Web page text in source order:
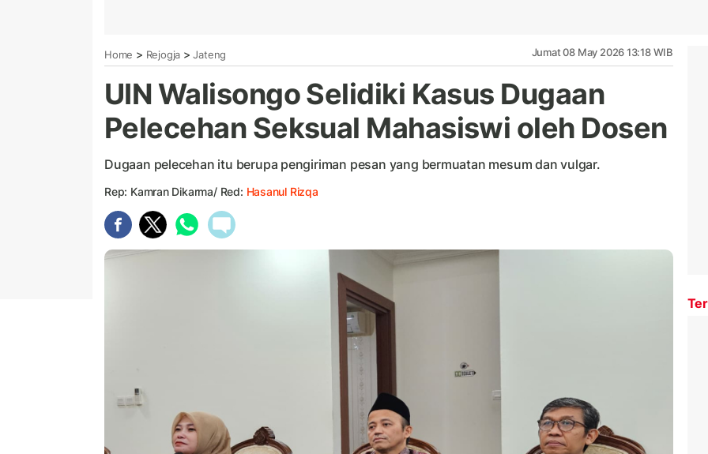
Home > Rejogja > Jateng Jumat 08 May 2026 13:18 WIB
UIN Walisongo Selidiki Kasus Dugaan
Pelecehan Seksual Mahasiswi oleh Dosen
Dugaan pelecehan itu berupa pengiriman pesan yang bermuatan mesum dan vulgar.
Rep: Kamran Dikarma/ Red: Hasanul Rizqa